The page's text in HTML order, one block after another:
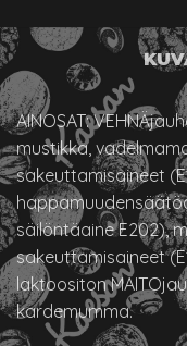
AINOSAT:
mustikka,
sakeuttamisaineet
säilöntäaine E202),
sakeuttamisaineet
laktoositon
kardemumma.